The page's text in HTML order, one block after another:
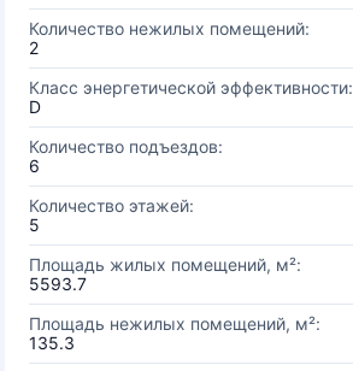
Количество нежилых помещений:
2
Класс энергетической эффективности:
D
Количество подъездов:
6
Количество этажей:
5
Площадь жилых помещений, м²:
5593.7
Площадь нежилых помещений, м²:
135.3